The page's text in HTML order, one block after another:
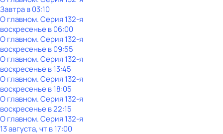
Завтра в 03:10
О главном. Серия 132-я
воскресенье в06:00
О главном. Серия 132-я
воскресенье в09:55
О главном. Серия 132-я
воскресенье в13:45
О главном. Серия 132-я
воскресенье в18:05
О главном. Серия 132-я
воскресенье в22:15
О главном. Серия 132-я
13 августа, чт в 17:00